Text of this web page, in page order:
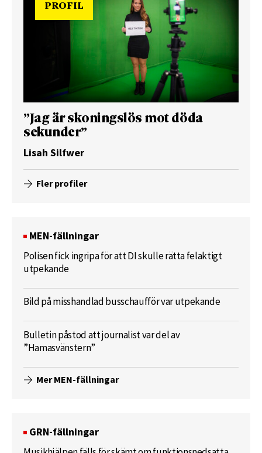
PROFIL
”Jag är skoningslös mot döda
sekunder”
Lisah Silfwer
Fler profiler
MEN-fällningar
Polisen fick ingripa för att DI skulle rätta felaktigt
utpekande
Bild på misshandlad busschaufför var utpekande
Bulletin påstod att journalist var del av
”Hamasvänstern”
Mer MEN-fällningar
GRN-fällningar